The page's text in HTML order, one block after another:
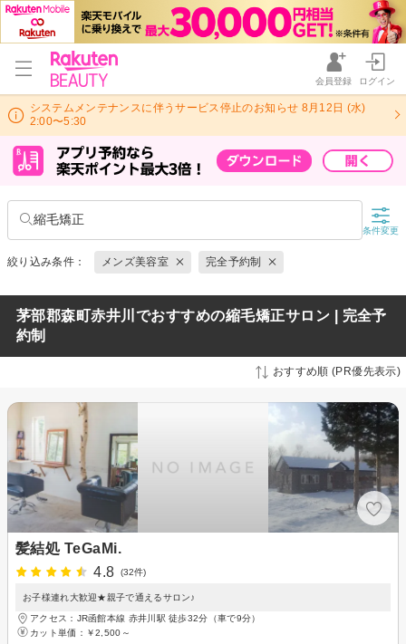
会員登録 ログイン
システムメンテナンスに伴うサービス停止のお知らせ 8月12日 (水)
2:00〜5:30
縮毛矯正
条件変更
絞り込み条件： メンズ美容室 完全予約制
茅部郡森町赤井川でおすすめの縮毛矯正サロン | 完全予
約制
おすすめ順 (PR優先表示)
髪結処 TeGaMi.
4.8
(32件)
お子様連れ大歓迎★親子で通えるサロン♪
アクセス：JR函館本線 赤井川駅 徒歩32分（車で9分）
カット単価： ￥2,500～